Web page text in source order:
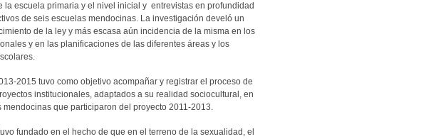
la escuela primaria y el nivel inicial y entrevistas en profundidad
de seis escuelas mendocinas. La investigación develó un
de la ley y más escasa aún incidencia de la misma en los
y en las planificaciones de las diferentes áreas y los
2015 tuvo como objetivo acompañar y registrar el proceso de
institucionales, adaptados a su realidad sociocultural, en
mendocinas que participaron del proyecto 2011-2013.
fundado en el hecho de que en el terreno de la sexualidad, el